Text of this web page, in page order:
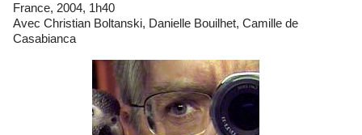
France, 2004, 1h40
Avec Christian Boltanski, Danielle Bouilhet, Camille de
Casabianca